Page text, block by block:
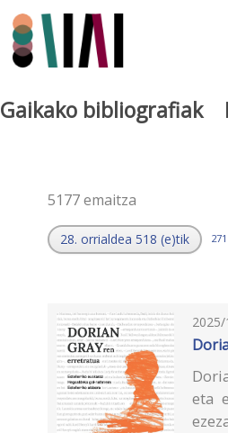
Gaikako bibliografiak
5177 emaitza
28. orrialdea 518 (e)tik
eta